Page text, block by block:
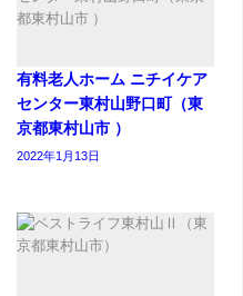
有料老人ホーム ニチイケア
センター東村山野口町（東
京都東村山市 ）
2022年1月13日